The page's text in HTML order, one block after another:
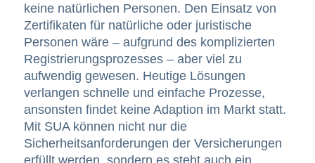
keine natürlichen Personen. Den Einsatz von
Zertifikaten für natürliche oder juristische
Personen wäre – aufgrund des komplizierten
Registrierungsprozesses – aber viel zu
aufwendig gewesen. Heutige Lösungen
verlangen schnelle und einfache Prozesse,
ansonsten findet keine Adaption im Markt statt.
Mit SUA können nicht nur die
Sicherheitsanforderungen der Versicherungen